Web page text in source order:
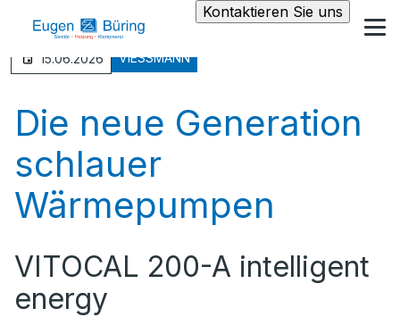
Kontaktieren Sie uns
15.06.2026 VIESSMANN
Die neue Generation
schlauer
Wärmepumpen
VITOCAL 200-A intelligent
energy